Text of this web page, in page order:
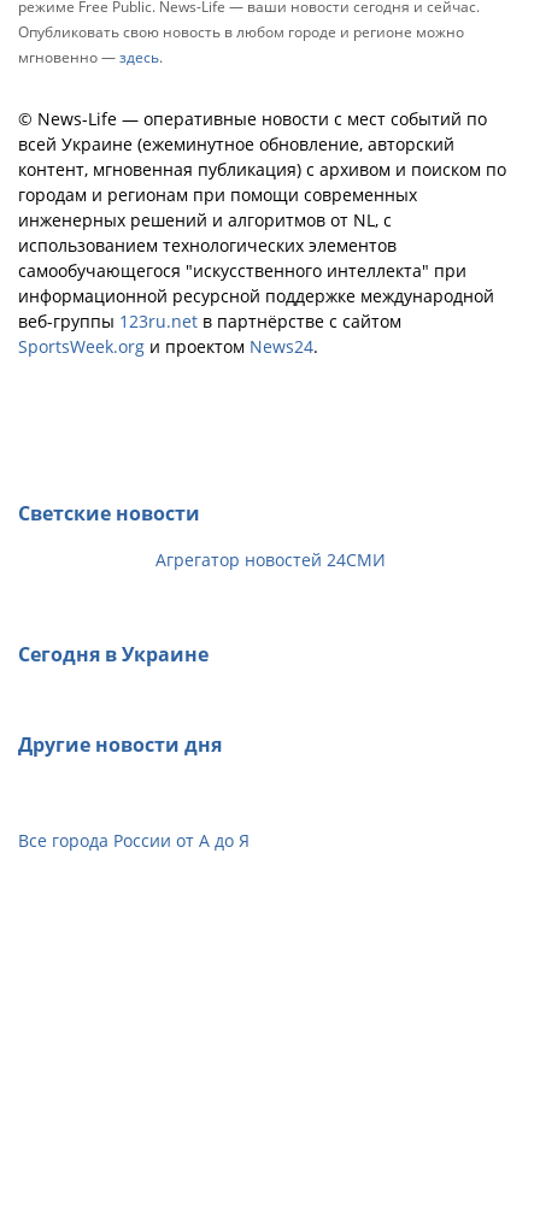
режиме Free Public. News-Life — ваши новости сегодня и сейчас.
Опубликовать свою новость в любом городе и регионе можно
мгновенно —здесь.
© News-Life — оперативные новости с мест событий по
всей Украине (ежеминутное обновление, авторский
контент, мгновенная публикация) с архивом и поиском по
городам и регионам при помощи современных
инженерных решений и алгоритмов от NL, с
использованием технологических элементов
самообучающегося "искусственного интеллекта" при
информационной ресурсной поддержке международной
веб-группы 123ru.net в партнёрстве с сайтом
SportsWeek.org и проектом News24.
Светские новости
Агрегатор новостей 24СМИ
Сегодня в Украине
Другие новости дня
Все города России от А до Я